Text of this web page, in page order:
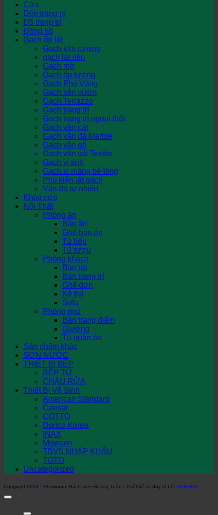
Cửa
Đèn trang trí
Đồ trang trí
Đồng hồ
Gạch ốp lát
Gạch kim cương
gạch lát nền
Gạch mờ
Gạch ốp tường
Gạch Phủ Vàng
Gạch sân vườn
Gạch Terrazzo
Gạch trang trí
Gạch trang trí ngoại thất
Gạch vân cát
Gạch vân đá Marble
Gạch vân gỗ
Gạch vân vải Textile
Gạch vi tinh
Gạch xi măng bê tông
Phụ kiện lát gạch
Vân đá tự nhiên
Khóa cửa
Nội Thất
Phòng ăn
Bàn ăn
Ghế bàn ăn
Tủ bếp
Tủ rượu
Phòng khách
Bàn trà
Bàn trang trí
Ghế đơn
Kệ tivi
Sofa
Phòng ngủ
Bàn trang điểm
Giường
Tủ quần áo
Sản phẩm khác
SƠN NƯỚC
THIẾT BỊ BẾP
BẾP TỪ
CHẬU RỬA
Thiết Bị Vệ Sinh
American Standard
Caesar
COTTO
Dorico Korea
INAX
Mowoen
TBVS NHẬP KHẨU
TOTO
Uncategorized
Copyright 2026 ©Showroom Gạch men Hoàng Tuấn | Thiết kế và duy trì bởi MARHUB